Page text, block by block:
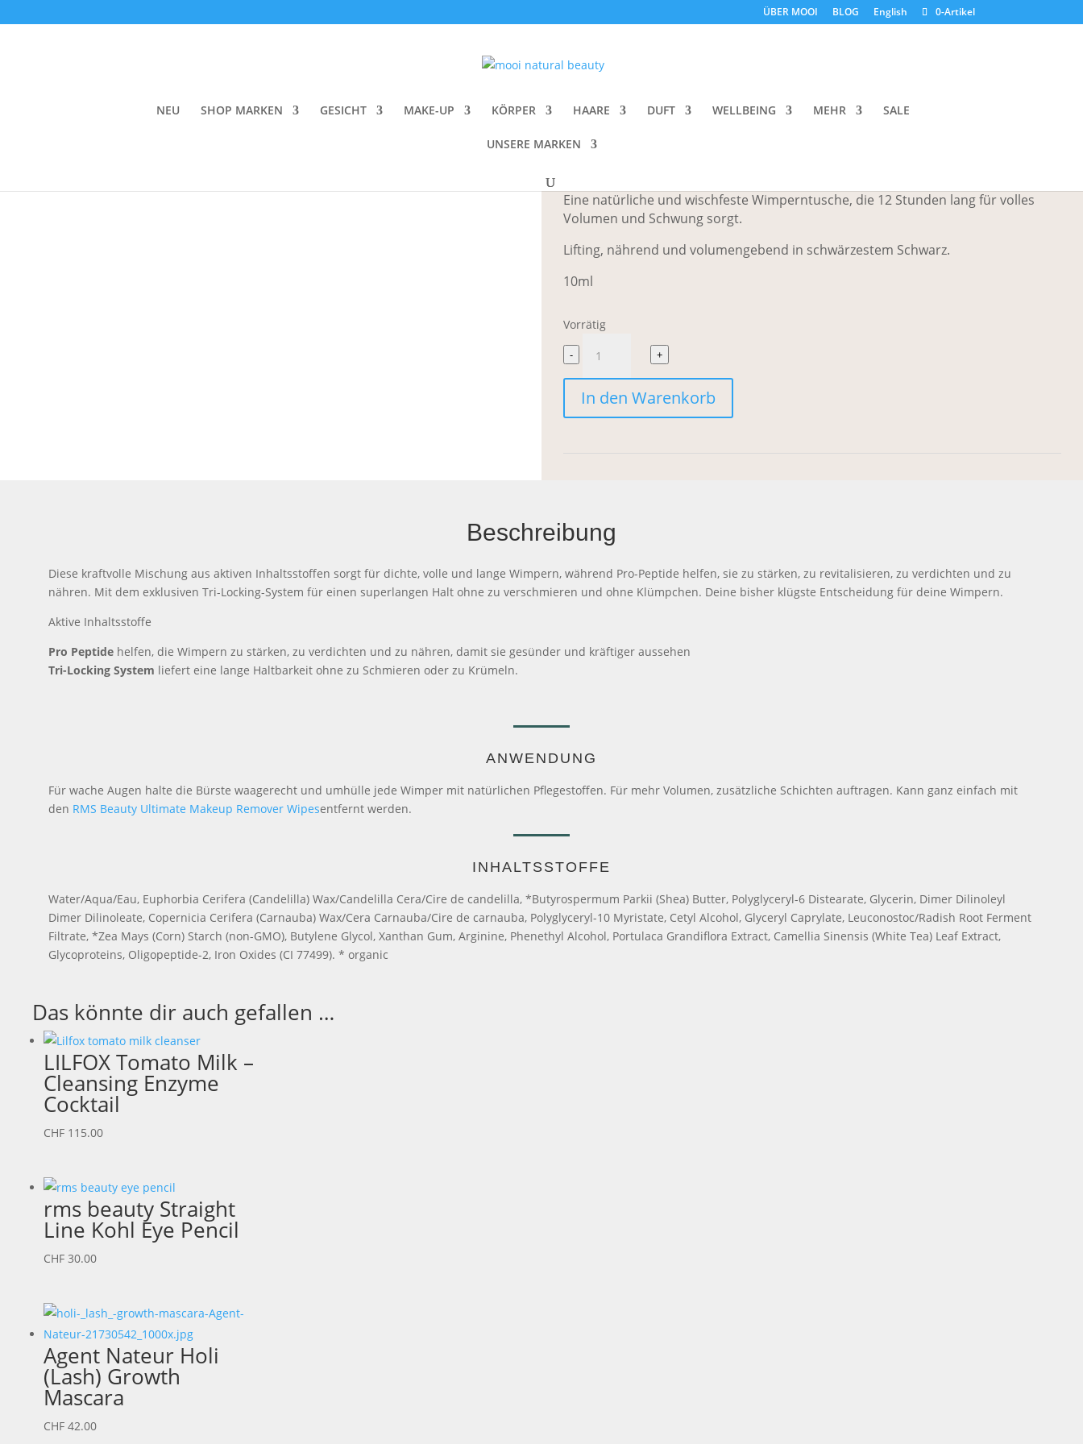
ÜBER MOOI BLOG English 0-Artikel
NEU SHOP MARKEN GESICHT MAKE-UP KÖRPER HAARE DUFT WELLBEING MEHR SALE
UNSERE MARKEN
rms beauty Straight Up Volumizing Peptide
Mascara
CHF
Eine natürliche und wischfeste Wimperntusche, die 12 Stunden lang für volles
Volumen und Schwung sorgt.
Lifting, nährend und volumengebend in schwärzestem Schwarz.
10ml
Vorrätig
rms
beauty
Straight
Mascara
Menge
- +
In den Warenkorb
Beschreibung
Diese kraftvolle Mischung aus aktiven Inhaltsstoffen sorgt für dichte, volle und lange Wimpern, während Pro-Peptide helfen, sie zu stärken, zu revitalisieren, zu verdichten und zu
nähren. Mit dem exklusiven Tri-Locking-System für einen superlangen Halt ohne zu verschmieren und ohne Klümpchen. Deine bisher klügste Entscheidung für deine Wimpern.
Aktive Inhaltsstoffe
Pro Peptide helfen, die Wimpern zu stärken, zu verdichten und zu nähren, damit sie gesünder und kräftiger aussehen
Tri-Locking System liefert eine lange Haltbarkeit ohne zu Schmieren oder zu Krümeln.
ANWENDUNG
Für wache Augen halte die Bürste waagerecht und umhülle jede Wimper mit natürlichen Pflegestoffen. Für mehr Volumen, zusätzliche Schichten auftragen. Kann ganz einfach mit
den RMS Beauty Ultimate Makeup Remover Wipesentfernt werden.
INHALTSSTOFFE
Water/Aqua/Eau, Euphorbia Cerifera (Candelilla) Wax/Candelilla Cera/Cire de candelilla, *Butyrospermum Parkii (Shea) Butter, Polyglyceryl-6 Distearate, Glycerin, Dimer Dilinoleyl
Dimer Dilinoleate, Copernicia Cerifera (Carnauba) Wax/Cera Carnauba/Cire de carnauba, Polyglyceryl-10 Myristate, Cetyl Alcohol, Glyceryl Caprylate, Leuconostoc/Radish Root Ferment
Filtrate, *Zea Mays (Corn) Starch (non-GMO), Butylene Glycol, Xanthan Gum, Arginine, Phenethyl Alcohol, Portulaca Grandiflora Extract, Camellia Sinensis (White Tea) Leaf Extract,
Glycoproteins, Oligopeptide-2, Iron Oxides (CI 77499). * organic
Das könnte dir auch gefallen …
LILFOX Tomato Milk –
Cleansing Enzyme
Cocktail
CHF 115.00
rms beauty Straight
Line Kohl Eye Pencil
CHF 30.00
Agent Nateur Holi
(Lash) Growth
Mascara
CHF 42.00